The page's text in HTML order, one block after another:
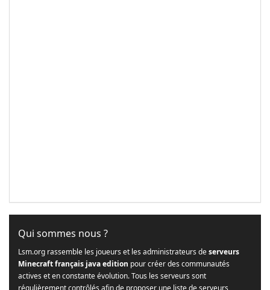
Qui sommes nous ?
Lsm.org rassemble les joueurs et les administrateurs deserveurs
Minecraft français java edition pour créer des communautés
actives et en constante évolution. Tous les serveurs sont
régulièrement contrôlés afin de proposer une liste de serveurs